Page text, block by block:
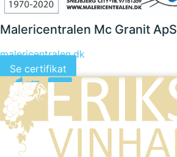
Malericentralen Mc Granit ApS
malericentralen.dk
Se certifikat